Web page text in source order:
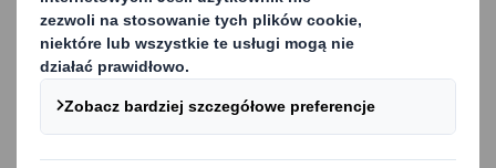
Możliwość transportu ładunków o wadze do 1 000 kg
Redukcja kosztów
Chcesz dowiedzieć się, jak opakowania bulk mogą pomóc
w usprawnieniu Twojego procesu logistycznego?